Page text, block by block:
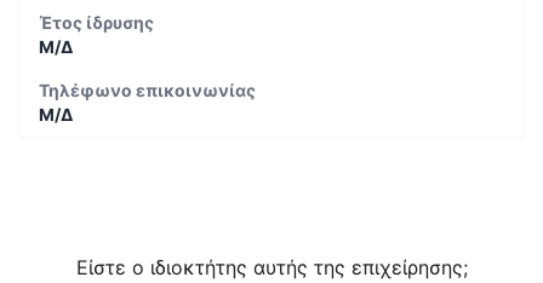
Έτος ίδρυσης
Μ/Δ
Τηλέφωνο επικοινωνίας
Μ/Δ
Είστε ο ιδιοκτήτης αυτής της επιχείρησης;